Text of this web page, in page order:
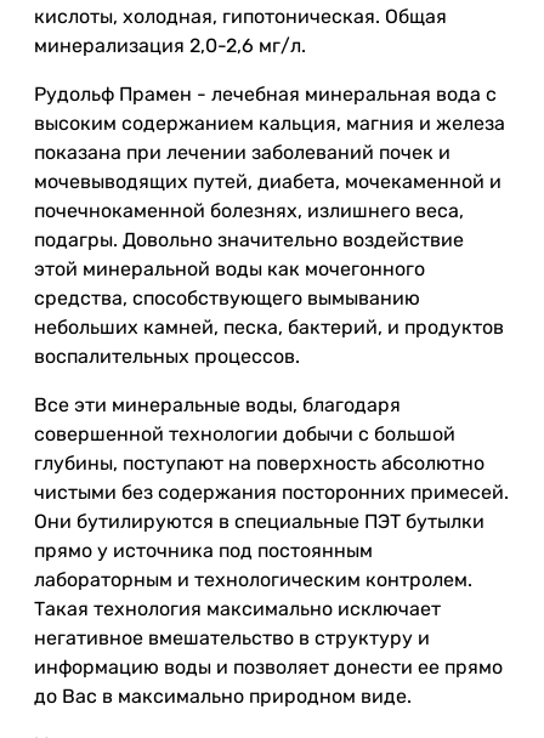
кислоты, холодная, гипотоническая. Общая
минерализация 2,0-2,6 мг/л.
Рудольф Прамен - лечебная минеральная вода с
высоким содержанием кальция, магния и железа
показана при лечении заболеваний почек и
мочевыводящих путей, диабета, мочекаменной и
почечнокаменной болезнях, излишнего веса,
подагры. Довольно значительно воздействие
этой минеральной воды как мочегонного
средства, способствующего вымыванию
небольших камней, песка, бактерий, и продуктов
воспалительных процессов.
Все эти минеральные воды, благодаря
совершенной технологии добычи с большой
глубины, поступают на поверхность абсолютно
чистыми без содержания посторонних примесей.
Они бутилируются в специальные ПЭТ бутылки
прямо у источника под постоянным
лабораторным и технологическим контролем.
Такая технология максимально исключает
негативное вмешательство в структуру и
информацию воды и позволяет донести ее прямо
до Вас в максимально природном виде.